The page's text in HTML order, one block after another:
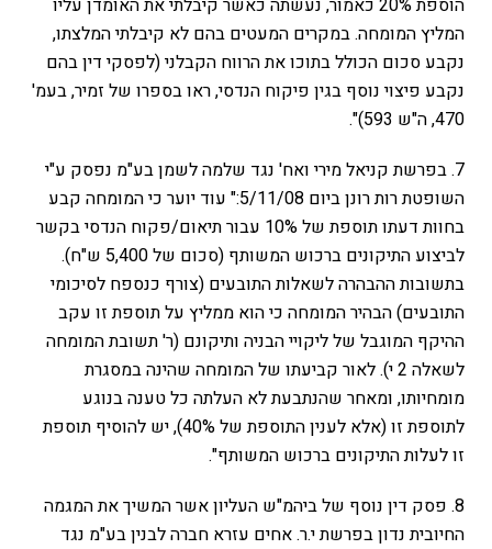
הוספת 20% כאמור, נעשתה כאשר קיבלתי את האומדן עליו
המליץ המומחה. במקרים המעטים בהם לא קיבלתי המלצתו,
נקבע סכום הכולל בתוכו את הרווח הקבלני (לפסקי דין בהם
נקבע פיצוי נוסף בגין פיקוח הנדסי, ראו בספרו של זמיר, בעמ'
470, ה"ש 593)".
7. בפרשת קניאל מירי ואח' נגד שלמה לשמן בע"מ נפסק ע"י
השופטת רות רונן ביום 5/11/08:" עוד יוער כי המומחה קבע
בחוות דעתו תוספת של 10% עבור תיאום/פקוח הנדסי בקשר
לביצוע התיקונים ברכוש המשותף (סכום של 5,400 ש"ח).
בתשובות ההבהרה לשאלות התובעים (צורף כנספח לסיכומי
התובעים) הבהיר המומחה כי הוא ממליץ על תוספת זו עקב
ההיקף המוגבל של ליקויי הבניה ותיקונם (ר' תשובת המומחה
לשאלה 2 י). לאור קביעתו של המומחה שהינה במסגרת
מומחיותו, ומאחר שהנתבעת לא העלתה כל טענה בנוגע
לתוספת זו (אלא לענין התוספת של 40%), יש להוסיף תוספת
זו לעלות התיקונים ברכוש המשותף".
8. פסק דין נוסף של ביהמ"ש העליון אשר המשיך את המגמה
החיובית נדון בפרשת י.ר. אחים עזרא חברה לבנין בע"מ נגד